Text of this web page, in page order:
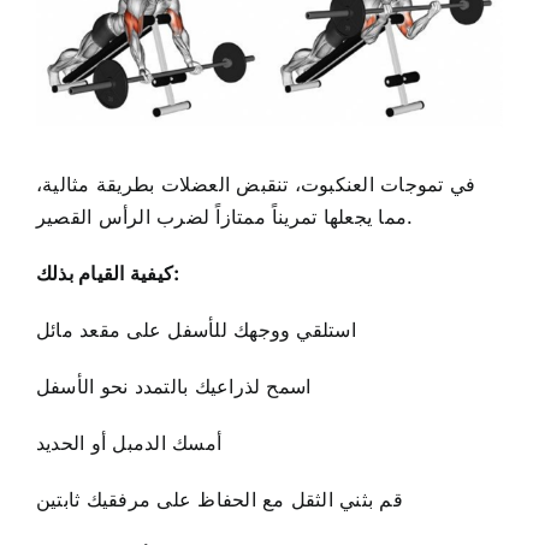
في تموجات العنكبوت، تنقبض العضلات بطريقة مثالية،
مما يجعلها تمريناً ممتازاً لضرب الرأس القصير.
كيفية القيام بذلك:
استلقي ووجهك للأسفل على مقعد مائل
اسمح لذراعيك بالتمدد نحو الأسفل
أمسك الدمبل أو الحديد
قم بثني الثقل مع الحفاظ على مرفقيك ثابتين